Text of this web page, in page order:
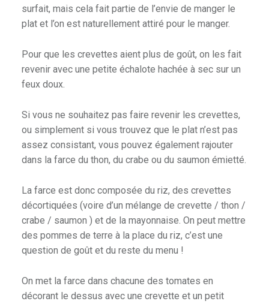
surfait, mais cela fait partie de l’envie de manger le
plat et l’on est naturellement attiré pour le manger.
Pour que les crevettes aient plus de goût, on les fait
revenir avec une petite échalote hachée à sec sur un
feux doux.
Si vous ne souhaitez pas faire revenir les crevettes,
ou simplement si vous trouvez que le plat n’est pas
assez consistant, vous pouvez également rajouter
dans la farce du thon, du crabe ou du saumon émietté.
La farce est donc composée du riz, des crevettes
décortiquées (voire d’un mélange de crevette / thon /
crabe / saumon ) et de la mayonnaise. On peut mettre
des pommes de terre à la place du riz, c’est une
question de goût et du reste du menu !
On met la farce dans chacune des tomates en
décorant le dessus avec une crevette et un petit